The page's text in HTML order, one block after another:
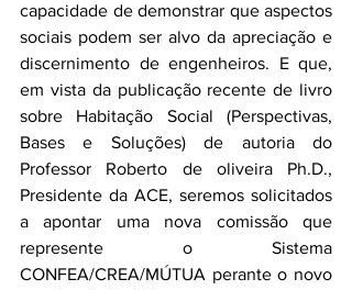
capacidade de demonstrar que aspectos
sociais podem ser alvo da apreciação e
discernimento de engenheiros. E que,
em vista da publicação recente de livro
sobre Habitação Social (Perspectivas,
Bases e Soluções) de autoria do
Professor Roberto de oliveira Ph.D.,
Presidente da ACE, seremos solicitados
a apontar uma nova comissão que
represente o Sistema
CONFEA/CREA/MÚTUA perante o novo